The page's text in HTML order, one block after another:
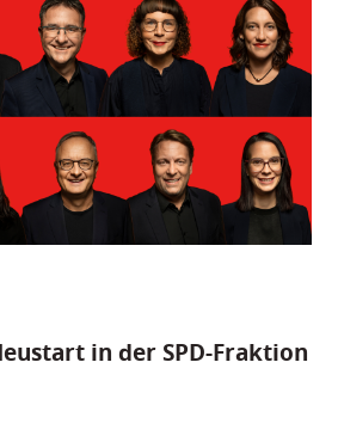
in der SPD-Fraktion